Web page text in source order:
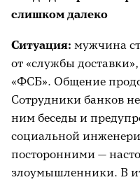
слишком далеко
Ситуация: мужчина
от «службы
«ФСБ». Общение
Сотрудники банков
ним беседы и
социальной
посторонними —
злоумышленники. В